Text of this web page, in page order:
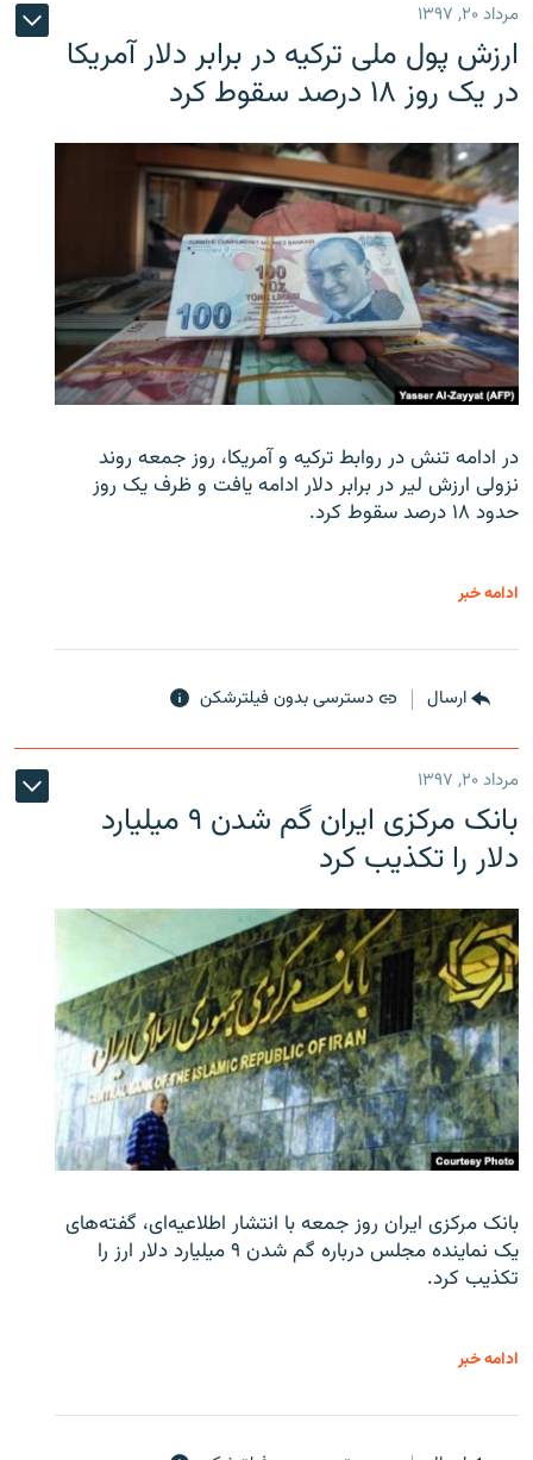
مرداد ۲۰, ۱۳۹۷
ارزش پول ملی ترکیه در برابر دلار آمریکا
در یک روز ۱۸ درصد سقوط کرد
در ادامه تنش در روابط ترکیه و آمریکا، روز جمعه روند
نزولی ارزش لیر در برابر دلار ادامه یافت و ظرف یک روز
حدود ۱۸ درصد سقوط کرد.
ادامه خبر
ارسال دسترسی بدون فیلترشکن
مرداد ۲۰, ۱۳۹۷
بانک مرکزی ایران گم شدن ۹ میلیارد
دلار را تکذیب کرد
بانک مرکزی ایران روز جمعه با انتشار اطلاعیه‌ای، گفته‌های
یک نماینده مجلس درباره گم شدن ۹ میلیارد دلار ارز را
تکذیب کرد.
ادامه خبر